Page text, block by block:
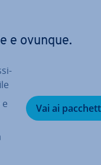
e ovunque.
Vai ai